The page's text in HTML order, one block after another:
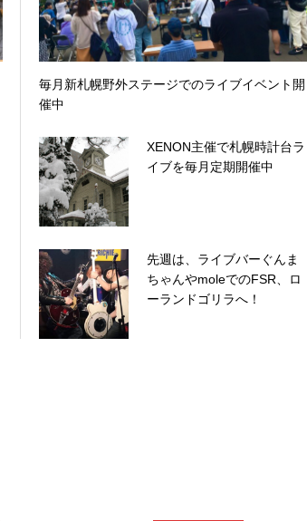
毎月新札幌野外ステージでのライブイベント開
催中
XENON主催で札幌時計台ラ
イブを毎月定期開催中
先週は、ライブバーぐんま
ちゃんやmoleでのFSR、ロ
ーランドゴリラへ！